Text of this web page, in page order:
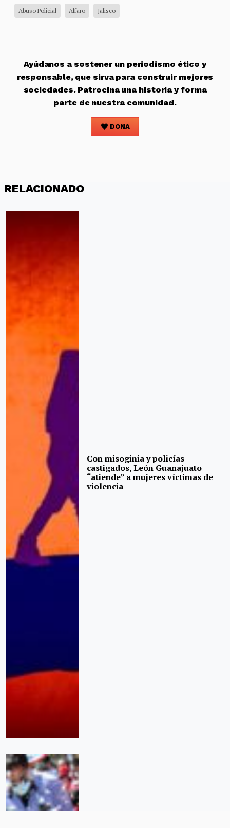
Abuso Policial Alfaro Jalisco
Ayúdanos a sostener un periodismo ético y
responsable, que sirva para construir mejores
sociedades. Patrocina una historia y forma
parte de nuestra comunidad.
DONA
RELACIONADO
Con misoginia y policías
castigados, León Guanajuato
“atiende” a mujeres víctimas de
violencia